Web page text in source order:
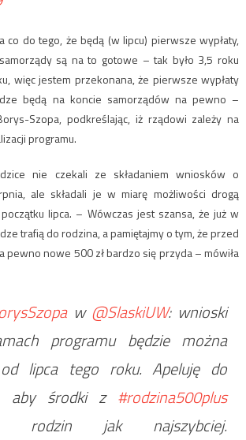
co do tego, że będą (w lipcu) pierwsze wypłaty,
są na to gotowe – tak było 3,5 roku
więc jestem przekonana, że pierwsze wypłaty
będą na koncie samorządów na pewno –
Szopa, podkreślając, iż rządowi zależy na
programu.
nie czekali ze składaniem wniosków o
ale składali je w miarę możliwości drogą
lipca. – Wówczas jest szansa, że już w
trafią do rodzina, a pamiętajmy o tym, że przed
pewno nowe 500 zł bardzo się przyda – mówiła
w @SlaskiUW: wnioski
programu będzie można
lipca tego roku. Apeluję do
aby środki z #rodzina500plus
rodzin jak najszybciej.